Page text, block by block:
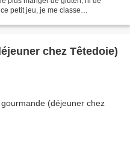
petit jeu, je me classe
chez Têtedoie)